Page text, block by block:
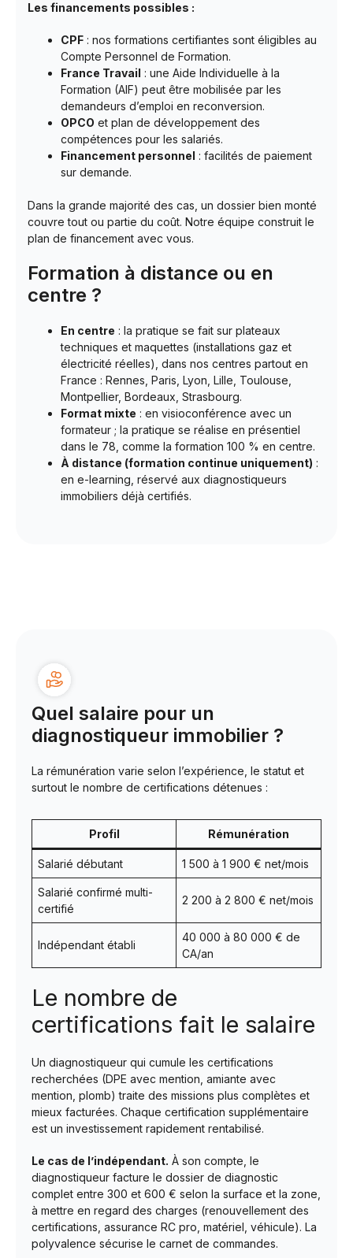
Les financements possibles :
CPF : nos formations certifiantes sont éligibles au
Compte Personnel de Formation.
France Travail : une Aide Individuelle à la
Formation (AIF) peut être mobilisée par les
demandeurs d’emploi en reconversion.
OPCO et plan de développement des
compétences pour les salariés.
Financement personnel : facilités de paiement
sur demande.
Dans la grande majorité des cas, un dossier bien monté
couvre tout ou partie du coût. Notre équipe construit le
plan de financement avec vous.
Formation à distance ou en
centre ?
En centre : la pratique se fait sur plateaux
techniques et maquettes (installations gaz et
électricité réelles), dans nos centres partout en
France : Rennes, Paris, Lyon, Lille, Toulouse,
Montpellier, Bordeaux, Strasbourg.
Format mixte : en visioconférence avec un
formateur ; la pratique se réalise en présentiel
dans le 78, comme la formation 100 % en centre.
À distance (formation continue uniquement) :
en e-learning, réservé aux diagnostiqueurs
immobiliers déjà certifiés.
Quel salaire pour un
diagnostiqueur immobilier ?
La rémunération varie selon l’expérience, le statut et
surtout le nombre de certifications détenues :
Profil Rémunération
Salarié débutant 1 500 à 1 900 € net/mois
Salarié confirmé multi-
certifié
2 200 à 2 800 € net/mois
Indépendant établi
40 000 à 80 000 € de
CA/an
Le nombre de
certifications fait le salaire
Un diagnostiqueur qui cumule les certifications
recherchées (DPE avec mention, amiante avec
mention, plomb) traite des missions plus complètes et
mieux facturées. Chaque certification supplémentaire
est un investissement rapidement rentabilisé.
Le cas de l’indépendant. À son compte, le
diagnostiqueur facture le dossier de diagnostic
complet entre 300 et 600 € selon la surface et la zone,
à mettre en regard des charges (renouvellement des
certifications, assurance RC pro, matériel, véhicule). La
polyvalence sécurise le carnet de commandes.